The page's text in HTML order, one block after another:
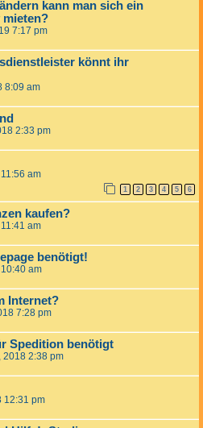
kann man sich ein
mieten?
7:17 pm
könnt ihr
8:09 am
2:33 pm
am
1 2 3 4 5 6
kaufen?
am
benötigt!
am
Internet?
7:28 pm
Spedition benötigt
2018 2:38 pm
12:31 pm